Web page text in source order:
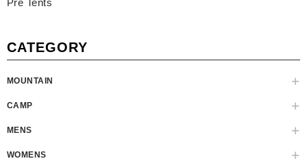
CATEGORY
MOUNTAIN
CAMP
MENS
WOMENS